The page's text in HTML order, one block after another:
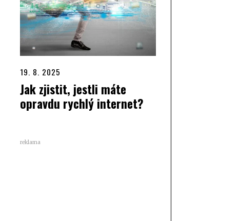
19. 8. 2025
Jak zjistit, jestli máte
opravdu rychlý internet?
reklama